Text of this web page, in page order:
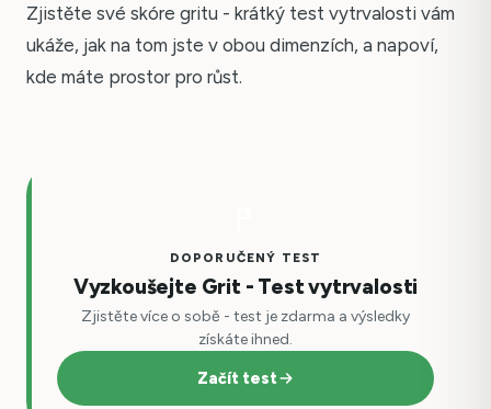
Zjistěte své skóre gritu - krátký test vytrvalosti vám
ukáže, jak na tom jste v obou dimenzích, a napoví,
kde máte prostor pro růst.
DOPORUČENÝ TEST
Vyzkoušejte Grit - Test vytrvalosti
Zjistěte více o sobě - test je zdarma a výsledky
získáte ihned.
Začít test